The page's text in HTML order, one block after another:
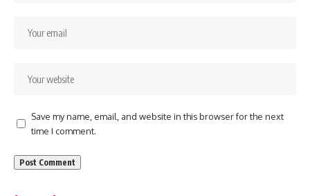
Save my name, email, and website in this browser for the next
time I comment.